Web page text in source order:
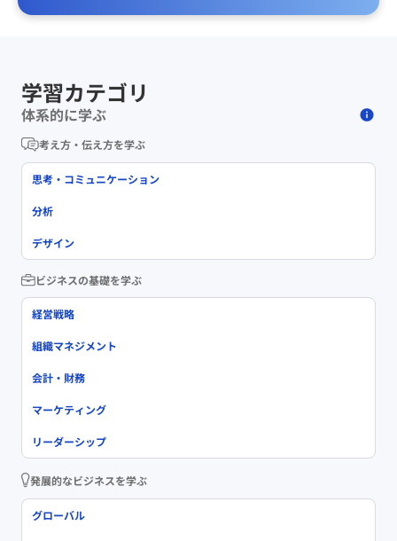
学習カテゴリ
体系的に学ぶ
考え方・伝え方を学ぶ
思考・コミュニケーション
分析
デザイン
ビジネスの基礎を学ぶ
経営戦略
組織マネジメント
会計・財務
マーケティング
リーダーシップ
発展的なビジネスを学ぶ
グローバル